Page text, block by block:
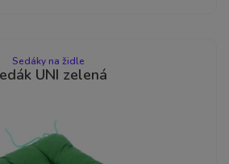
Sedáky na židle
UNI zelená